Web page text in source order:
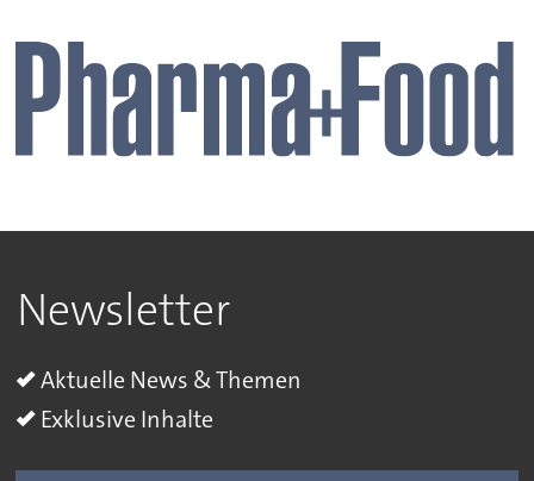
Newsletter
Aktuelle News & Themen
Exklusive Inhalte